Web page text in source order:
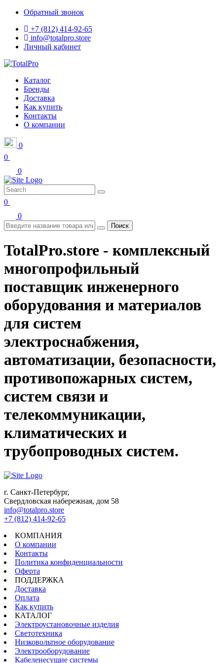
Обратный звонок
+7 (812) 414-92-65
info@totalpro.store
Личный кабинет
Каталог
Бренды
Доставка
Как купить
Контакты
О компании
0
0
0
0
0
Поиск
TotalPro.store - комплексный
многопрофильный
поставщик инженерного
оборудования и материалов
для систем
электроснабжения,
автоматизации, безопасности,
противопожарных систем,
систем связи и
телекоммуникации,
климатических и
трубопроводных систем.
г. Санкт-Петербург,
Свердловская набережная, дом 58
info@totalpro.store
+7 (812) 414-92-65
КОМПАНИЯ
О компании
Контакты
Политика конфиденциальности
Оферта
ПОДДЕРЖКА
Доставка
Оплата
Как купить
КАТАЛОГ
Электроустановочные изделия
Светотехника
Низковольтное оборудование
Электрооборудование
Кабеленесущие системы